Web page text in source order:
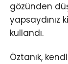
gözünden
yapsaydınız
kullandı.
Öztanık,